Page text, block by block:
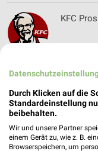
KFC
Farnroda
Kik
Durch Klicken auf die
Standardeinstellung
beibehalten.
Wir und unsere Partner
einem Gerät zu, wie z. B.
Browserspeichern, um